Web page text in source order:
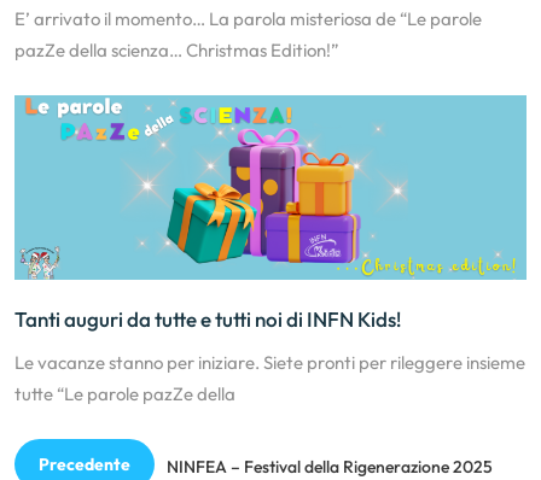
E’ arrivato il momento… La parola misteriosa de “Le parole
pazZe della scienza… Christmas Edition!”
Tanti auguri da tutte e tutti noi di INFN Kids!
Le vacanze stanno per iniziare. Siete pronti per rileggere insieme
tutte “Le parole pazZe della
Precedente NINFEA – Festival della Rigenerazione 2025